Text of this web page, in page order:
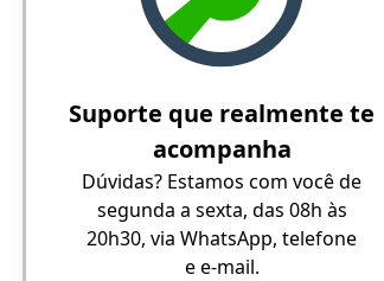
Suporte que realmente te
acompanha
Dúvidas? Estamos com você de
segunda a sexta, das 08h às
20h30, via WhatsApp, telefone
e e-mail.